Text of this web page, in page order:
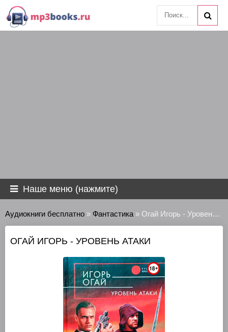
Наше меню (нажмите)
Аудиокниги бесплатно » Фантастика » Огай Игорь - Уровень атаки
ОГАЙ ИГОРЬ - УРОВЕНЬ АТАКИ